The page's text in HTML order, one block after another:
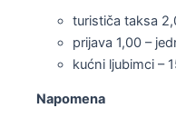
turističa taksa
prijava 1,00 –
kućni ljubimci –
Napomena